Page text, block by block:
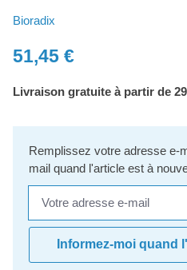
Bioradix
51,45 €
Livraison gratuite à partir de
Remplissez votre adresse e-
mail quand l'article est à
Informez-moi quand